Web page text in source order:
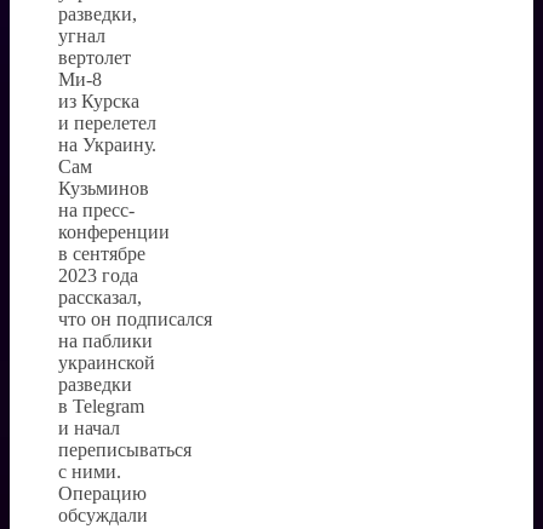
разведки,
угнал
вертолет
Ми-8
из Курска
и перелетел
на Украину.
Сам
Кузьминов
на пресс-
конференции
в сентябре
2023 года
рассказал,
что он подписался
на паблики
украинской
разведки
в Telegram
и начал
переписываться
с ними.
Операцию
обсуждали